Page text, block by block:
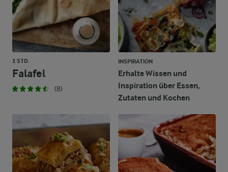
1 STD.
Falafel
(8)
INSPIRATION
Erhalte Wissen und
Inspiration über Essen,
Zutaten und Kochen